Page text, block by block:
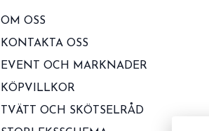
OM OSS
KONTAKTA OSS
EVENT OCH MARKNADER
KÖPVILLKOR
TVÄTT OCH SKÖTSELRÅD